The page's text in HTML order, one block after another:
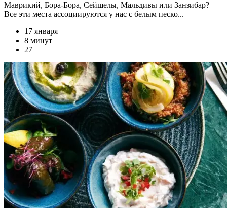
Маврикий, Бора-Бора, Сейшелы, Мальдивы или Занзибар?
Все эти места ассоциируются у нас с белым песко...
17 января
8 минут
27